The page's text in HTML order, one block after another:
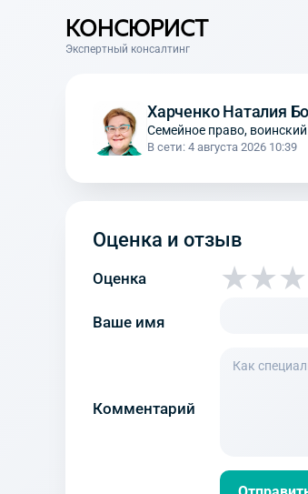
КОНСЮРИСТ
Экспертный консалтинг
Харченко Наталия
Семейное право,
В сети: 4 августа 2026 10:39
Оценка и отзыв
Оценка ★
★
★
Ваше имя
Комментарий